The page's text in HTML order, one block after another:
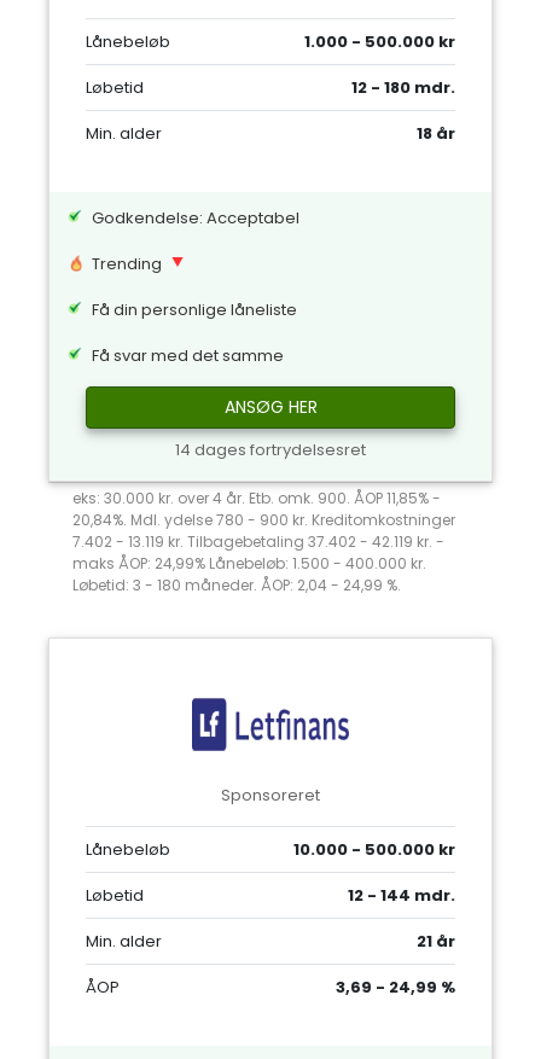
Lånebeløb
1.000 - 500.000 kr
Løbetid
12 - 180 mdr.
Min. alder
18 år
Godkendelse: Acceptabel
Trending
Få din personlige låneliste
Få svar med det samme
ANSØG HER
14 dages fortrydelsesret
eks: 30.000 kr. over 4 år. Etb. omk. 900. ÅOP 11,85% -
20,84%. Mdl. ydelse 780 - 900 kr. Kreditomkostninger
7.402 - 13.119 kr. Tilbagebetaling 37.402 - 42.119 kr. -
maks ÅOP: 24,99% Lånebeløb: 1.500 - 400.000 kr.
Løbetid: 3 - 180 måneder. ÅOP: 2,04 - 24,99 %.
Sponsoreret
Lånebeløb
10.000 - 500.000 kr
Løbetid
12 - 144 mdr.
Min. alder
21 år
ÅOP
3,69 - 24,99 %